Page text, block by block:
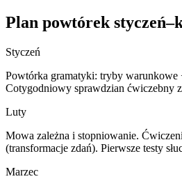
Plan powtórek
Styczeń
Powtórka gramatyki: tryby warunkowe
Cotygodniowy sprawdzian ćwiczebny
Luty
Mowa zależna i stopniowanie.
(transformacje zdań). Pierwsze testy
Marzec